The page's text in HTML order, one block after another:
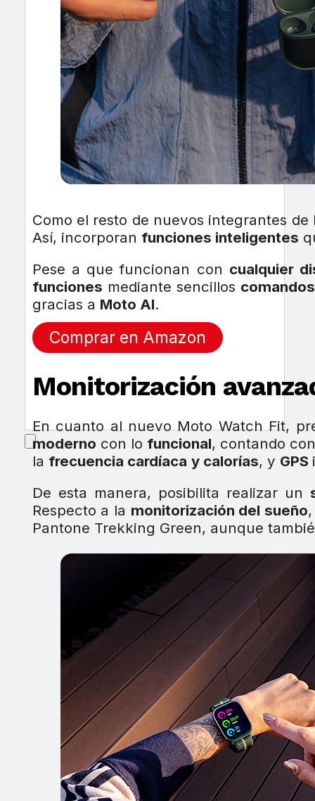
Como el resto de nuevos integrantes
Así, incorporan funciones inteligentes
Pese a que funcionan con cualquier
funciones mediante sencillos
gracias a Moto AI.
Comprar en Amazon
Monitorización
En cuanto al nuevo Moto Watch Fit,
moderno con lo funcional, contando
la frecuencia cardíaca y calorías, y GPS
De esta manera, posibilita realizar un
Respecto a la monitorización del sueño
Pantone Trekking Green, aunque